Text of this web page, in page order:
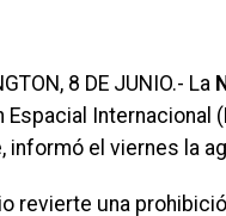
8 DE JUNIO.- La
Espacial Internacional
informó el viernes la
revierte una